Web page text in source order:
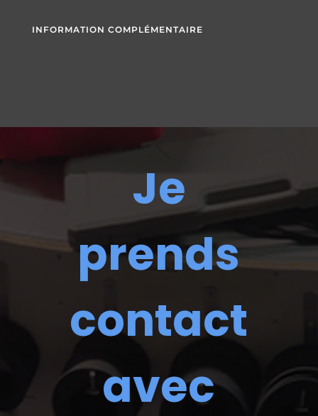
INFORMATION COMPLÉMENTAIRE
Je
prends
contact
avec